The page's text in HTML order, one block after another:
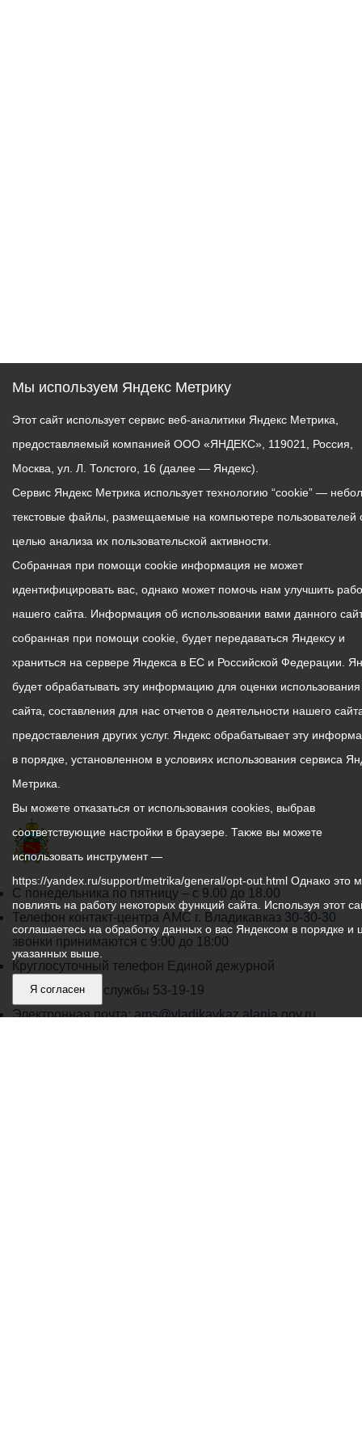
График
работы
администрации
местного
самоуправления
города
С понедельника по пятницу – с 9.00 до 18.00
Телефон контакт-центра АМС г. Владикавказ 30-30-30
звонки принимаются с 9:00 до 18:00
Круглосуточный телефон Единой дежурной
диспетчерской службы 53-19-19
Электронная почта:ams@vladikavkaz.alania.gov.ru
Мы используем Яндекс Метрику
Этот сайт использует сервис веб-аналитики Яндекс Метрика,
предоставляемый компанией ООО «ЯНДЕКС», 119021, Россия,
Москва, ул. Л. Толстого, 16 (далее — Яндекс).
Сервис Яндекс Метрика использует технологию “cookie” —
текстовые файлы, размещаемые на компьютере пользователей
целью анализа их пользовательской активности.
Собранная при помощи cookie информация не может
идентифицировать вас, однако может помочь нам улучшить
нашего сайта. Информация об использовании вами данного
собранная при помощи cookie, будет передаваться Яндексу и
храниться на сервере Яндекса в ЕС и Российской Федерации.
будет обрабатывать эту информацию для оценки
сайта, составления для нас отчетов о деятельности нашего
предоставления других услуг. Яндекс обрабатывает эту
в порядке, установленном в условиях использования сервиса
Метрика.
Вы можете отказаться от использования cookies, выбрав
соответствующие настройки в браузере. Также вы можете
использовать инструмент —
https://yandex.ru/support/metrika/general/opt-out.html Однако это
повлиять на работу некоторых функций сайта. Используя этот
соглашаетесь на обработку данных о вас Яндексом в порядке и
указанных выше.
Я согласен